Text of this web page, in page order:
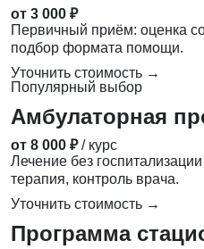
от 3 000 ₽
Первичный приём: оценка
подбор формата помощи.
Уточнить стоимость →
Популярный выбор
Амбулаторная
от 8 000 ₽ / курс
Лечение без
терапия, контроль врача.
Уточнить стоимость →
Программа